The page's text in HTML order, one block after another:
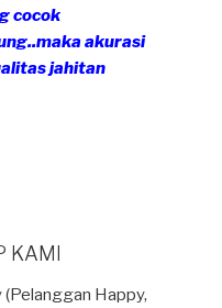
cocok
akurasi
jahitan
KAMI
(Pelanggan Happy,